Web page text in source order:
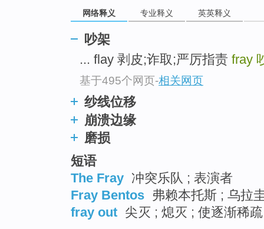
网络释义 专业释义 英英释义
吵架
... flay 剥皮;诈取;严厉指责 fray
基于495个网页-相关网页
纱线位移
崩溃边缘
磨损
短语
The Fray 冲突乐队 ; 表演者
Fray Bentos 弗赖本托斯 ; 乌拉
fray out 尖灭 ; 熄灭 ; 使逐渐稀